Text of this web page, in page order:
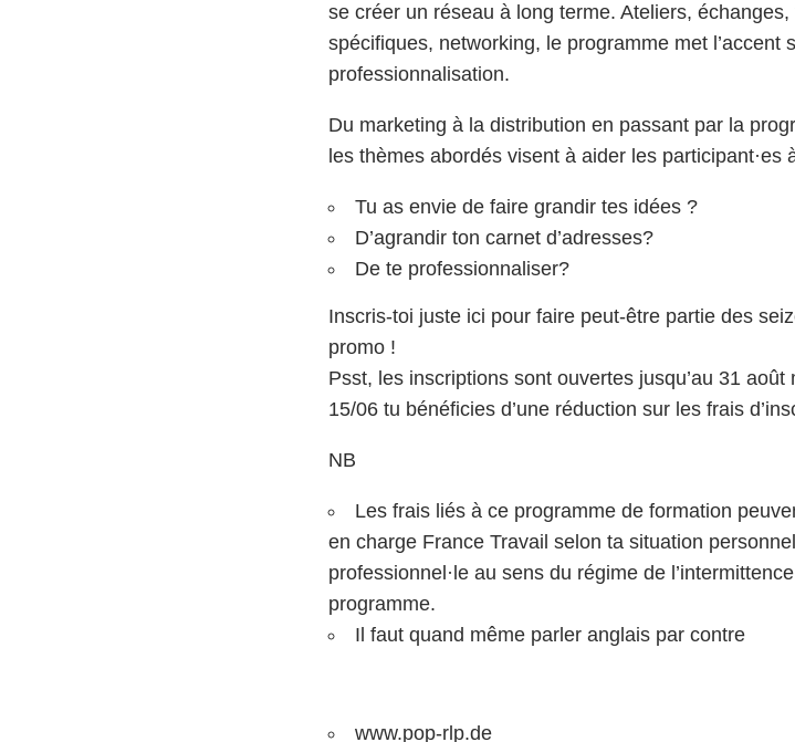
se créer un réseau à long terme. Ateliers,
spécifiques, networking, le programme met l’accent
professionnalisation.
Du marketing à la distribution en passant par la
les thèmes abordés visent à aider les participant·es
Tu as envie de faire grandir tes idées ?
D’agrandir ton carnet d’adresses?
De te professionnaliser?
Inscris-toi juste ici pour faire peut-être partie des
promo !
Psst, les inscriptions sont ouvertes jusqu’au 31
15/06 tu bénéficies d’une réduction sur les frais
NB
Les frais liés à ce programme de formation
en charge France Travail selon ta situation
professionnel·le au sens du régime de
programme.
Il faut quand même parler anglais par contre
www.pop-rlp.de